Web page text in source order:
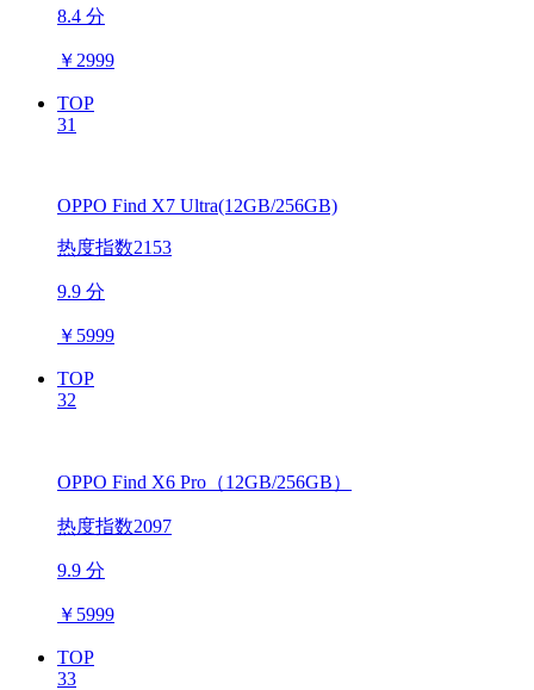
8.4 分
￥ 2999
TOP
31
OPPO Find X7 Ultra(12GB/256GB)
热度指数2153
9.9 分
￥ 5999
TOP
32
OPPO Find X6 Pro（12GB/256GB）
热度指数2097
9.9 分
￥ 5999
TOP
33